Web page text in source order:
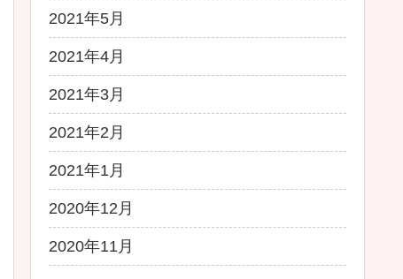
2021年5月
2021年4月
2021年3月
2021年2月
2021年1月
2020年12月
2020年11月